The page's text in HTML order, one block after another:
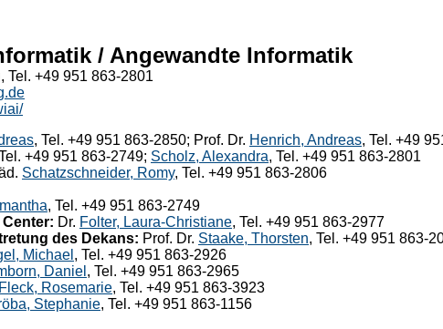
/ Angewandte Informatik
Tel. +49 951 863-2801
, Tel. +49 951 863-2850; Prof. Dr. Henrich, Andreas, Tel. +49
+49 951 863-2749; Scholz, Alexandra, Tel. +49 951 863-2801
Schatzschneider, Romy, Tel. +49 951 863-2806
, Tel. +49 951 863-2749
Dr. Folter, Laura-Christiane, Tel. +49 951 863-2977
des Dekans: Prof. Dr. Staake, Thorsten, Tel. +49 951 863-
Michael , Tel. +49 951 863-2926
Daniel , Tel. +49 951 863-2965
Fleck, Rosemarie, Tel. +49 951 863-3923
Stephanie, Tel. +49 951 863-1156